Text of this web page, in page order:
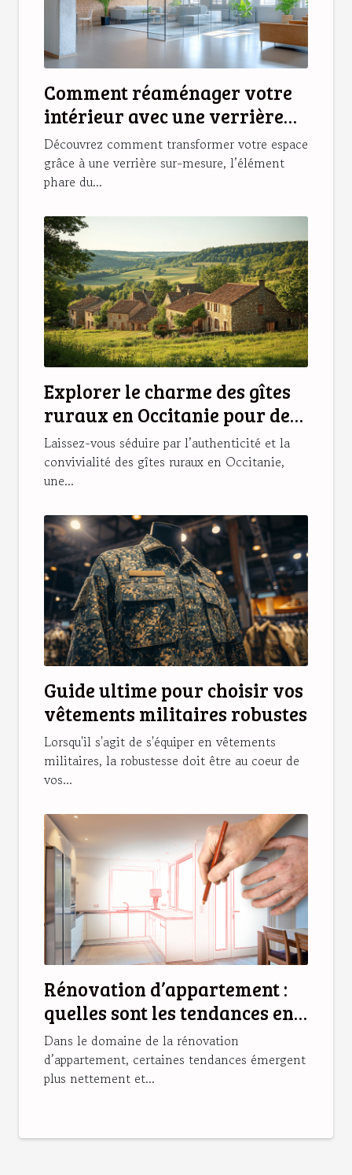
Comment réaménager votre
intérieur avec une verrière
sur-mesure ?
Découvrez comment transformer votre espace
grâce à une verrière sur-mesure, l’élément
phare du...
Explorer le charme des gîtes
ruraux en Occitanie pour des
vacances idéales
Laissez-vous séduire par l’authenticité et la
convivialité des gîtes ruraux en Occitanie,
une...
Guide ultime pour choisir vos
vêtements militaires robustes
Lorsqu'il s'agit de s'équiper en vêtements
militaires, la robustesse doit être au coeur de
vos...
Rénovation d’appartement :
quelles sont les tendances en
2025 ?
Dans le domaine de la rénovation
d’appartement, certaines tendances émergent
plus nettement et...